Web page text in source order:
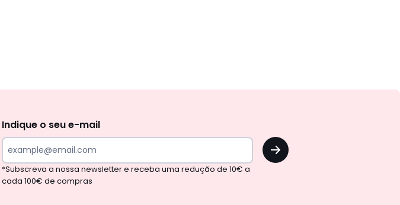
Indique o seu e-mail
OK
*Subscreva a nossa newsletter e receba uma redução de 10€ a
cada 100€ de compras